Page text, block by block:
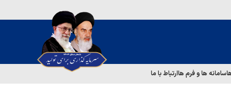
سامانه ها و فرم هاارتباط با ما